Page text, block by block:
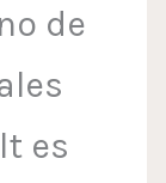
de
es